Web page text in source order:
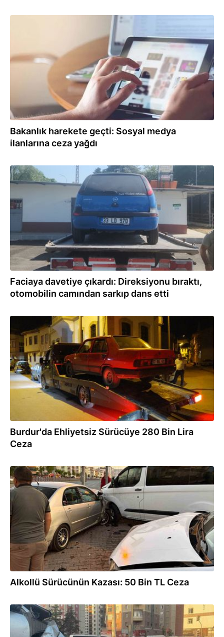
Bakanlık harekete geçti: Sosyal medya
ilanlarına ceza yağdı
28.07.2026
Faciaya davetiye çıkardı: Direksiyonu bıraktı,
otomobilin camından sarkıp dans etti
28.07.2026
Burdur'da Ehliyetsiz Sürücüye 280 Bin Lira
Ceza
28.07.2026
Alkollü Sürücünün Kazası: 50 Bin TL Ceza
28.07.2026